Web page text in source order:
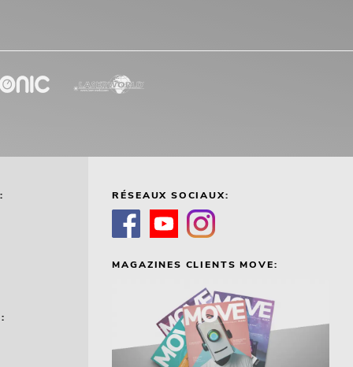
RÉSEAUX SOCIAUX:
MAGAZINES CLIENTS MOVE: